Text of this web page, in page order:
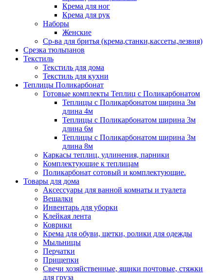
Крема для ног
Крема для рук
Наборы
Женские
Ср-ва для бритья (крема,станки,кассеты,лезвия)
Срезка тюльпанов
Текстиль
Текстиль для дома
Текстиль для кухни
Теплицы Поликарбонат
Готовые комплекты Теплиц с Поликарбонатом
Теплицы с Поликарбонатом ширина 3м
длина 4м
Теплицы с Поликарбонатом ширина 3м
длина 6м
Теплицы с Поликарбонатом ширина 3м
длина 8м
Каркасы теплиц, удлинения, парники
Комплектующие к теплицам
Поликарбонат сотовый и комплектующие.
Товары для дома
Аксессуары для ванной комнаты и туалета
Вешалки
Инвентарь для уборки
Клейкая лента
Коврики
Крема для обуви, щетки, ролики для одежды
Мыльницы
Перчатки
Прищепки
Свечи хозяйственные, ящики почтовые, стяжки
для груза